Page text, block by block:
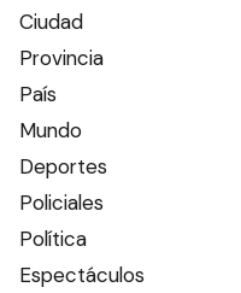
Ciudad
Provincia
País
Mundo
Deportes
Policiales
Política
Espectáculos